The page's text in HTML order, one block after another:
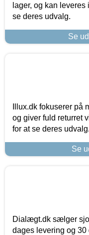
lager, og kan
se deres udvalg.
Se
Illux.dk fokuserer
og giver fuld returret
for at se deres udvalg.
Se
Dialægt.dk sælger
dages levering og 30